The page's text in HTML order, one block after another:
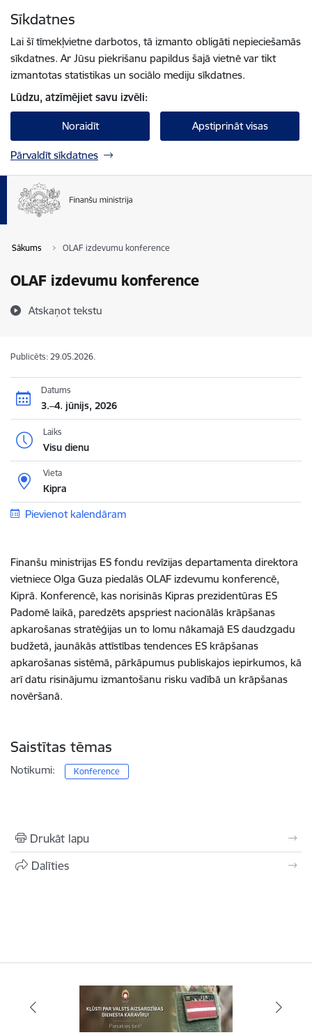
Sīkdatnes
Lai šī tīmekļvietne darbotos, tā izmanto obligāti nepieciešamās
sīkdatnes. Ar Jūsu piekrišanu papildus šajā vietnē var tikt
izmantotas statistikas un sociālo mediju sīkdatnes.
Lūdzu, atzīmējiet savu izvēli:
Noraidīt Apstiprināt visas
Pārvaldīt sīkdatnes
Sākums OLAF izdevumu konference
OLAF izdevumu konference
Atskaņot tekstu
Publicēts: 29.05.2026.
Datums
3.–4. jūnijs, 2026
Laiks
Visu dienu
Vieta
Kipra
Pievienot kalendāram
Finanšu ministrijas ES fondu revīzijas departamenta direktora
vietniece Olga Guza piedalās OLAF izdevumu konferencē,
Kiprā. Konferencē, kas norisinās Kipras prezidentūras ES
Padomē laikā, paredzēts apspriest nacionālās krāpšanas
apkarošanas stratēģijas un to lomu nākamajā ES daudzgadu
budžetā, jaunākās attīstības tendences ES krāpšanas
apkarošanas sistēmā, pārkāpumus publiskajos iepirkumos, kā
arī datu risinājumu izmantošanu risku vadībā un krāpšanas
novēršanā.
Saistītas tēmas
Notikumi: Konference
Drukāt lapu
Dalīties